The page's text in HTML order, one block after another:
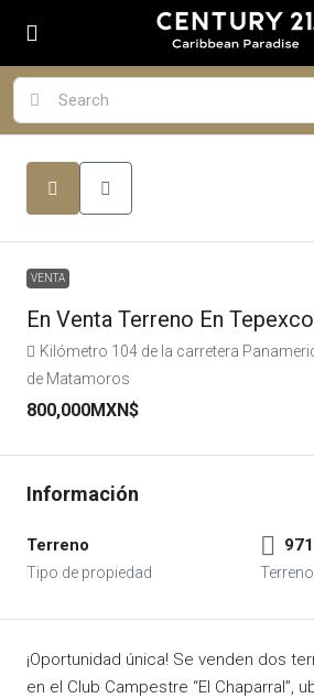
VENTA
En Venta Terreno En
Kilómetro 104 de la carretera
de Matamoros
800,000MXN$
Terreno
¡Oportunidad única! Se venden dos
en el Club Campestre “El Chaparral”,